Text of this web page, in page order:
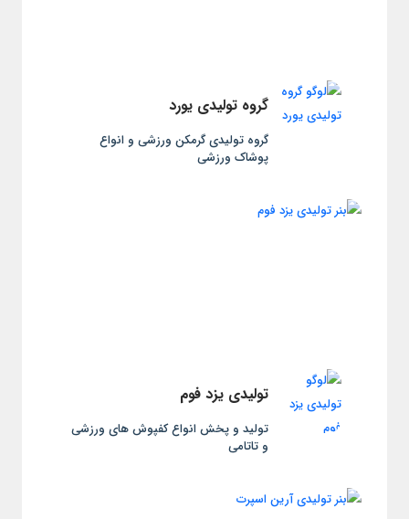
گروه تولیدی یورد
گروه تولیدی گرمکن ورزشی و انواع
پوشاک ورزشی
تولیدی یزد فوم
تولید و پخش انواع کفپوش های ورزشی
و تاتامی